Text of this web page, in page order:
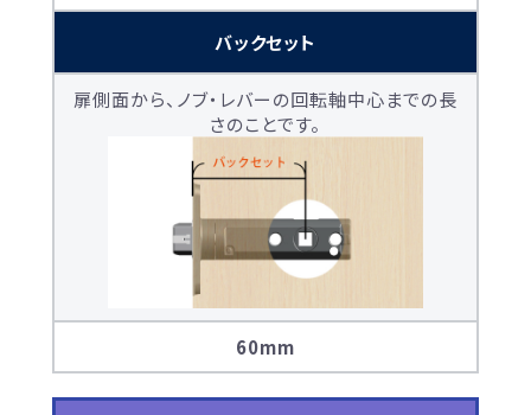
バックセット
扉側面から、ノブ・レバーの回転軸中心までの長
さのことです。
60mm